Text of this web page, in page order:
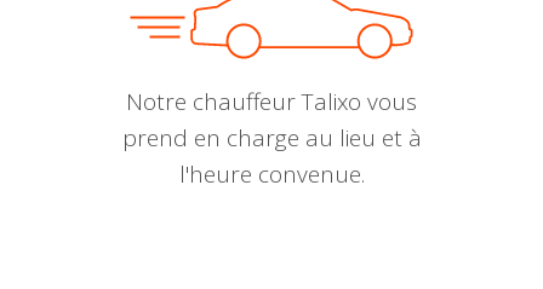
Notre chauffeur Talixo vous
prend en charge au lieu et à
l'heure convenue.